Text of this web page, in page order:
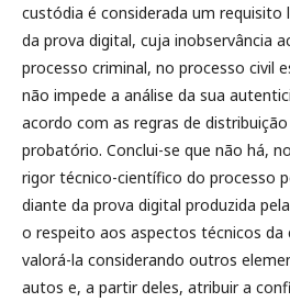
custódia é considerada um requisito
da prova digital, cuja inobservância
processo criminal, no processo civil
não impede a análise da sua
acordo com as regras de
probatório. Conclui-se que não há,
rigor técnico-científico do processo
diante da prova digital produzida
o respeito aos aspectos técnicos da
valorá-la considerando outros
autos e, a partir deles, atribuir a